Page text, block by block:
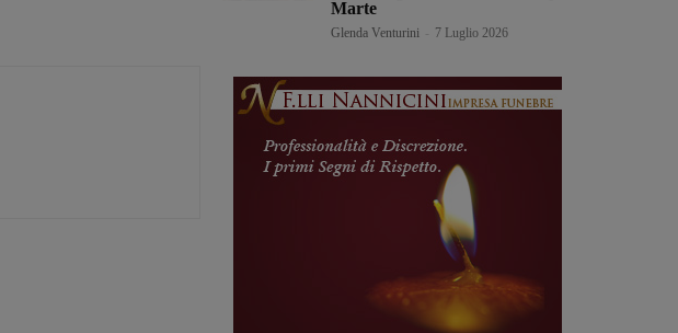
Marte
Glenda Venturini 7 Luglio 2026